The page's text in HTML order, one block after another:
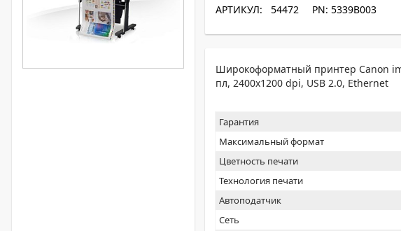
РАЗОВЫЕ РЕМОНТЫ АРТИКУЛ: 54472 PN: 5339B003
Широкоформатный принтер Canon
пл, 2400x1200 dpi, USB 2.0, Ethernet
Гарантия
Максимальный формат
Цветность печати
Технология печати
Автоподатчик
Сеть